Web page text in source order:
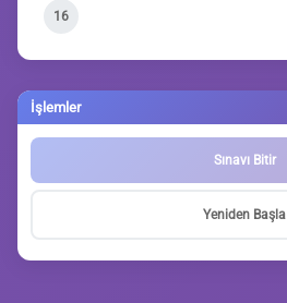
16
İşlemler
Sınavı Bitir
Yeniden Başla